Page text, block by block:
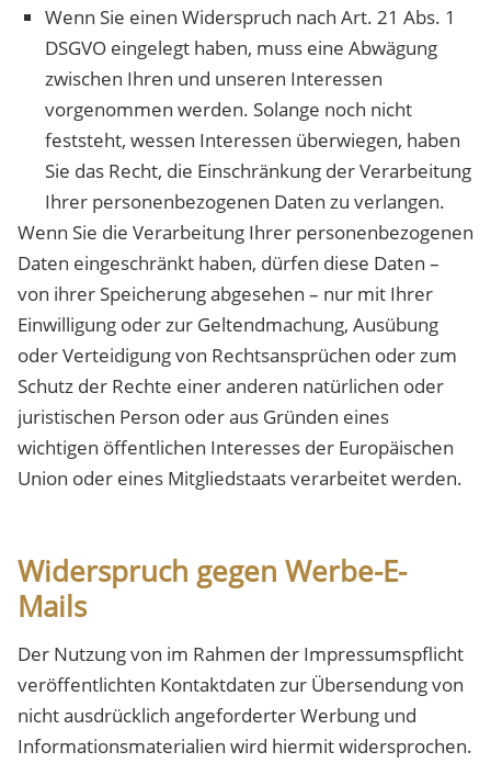
Wenn Sie einen Widerspruch nach Art. 21 Abs. 1
DSGVO eingelegt haben, muss eine Abwägung
zwischen Ihren und unseren Interessen
vorgenommen werden. Solange noch nicht
feststeht, wessen Interessen überwiegen, haben
Sie das Recht, die Einschränkung der Verarbeitung
Ihrer personenbezogenen Daten zu verlangen.
Wenn Sie die Verarbeitung Ihrer personenbezogenen
Daten eingeschränkt haben, dürfen diese Daten –
von ihrer Speicherung abgesehen – nur mit Ihrer
Einwilligung oder zur Geltendmachung, Ausübung
oder Verteidigung von Rechtsansprüchen oder zum
Schutz der Rechte einer anderen natürlichen oder
juristischen Person oder aus Gründen eines
wichtigen öffentlichen Interesses der Europäischen
Union oder eines Mitgliedstaats verarbeitet werden.
Widerspruch gegen Werbe-E-
Mails
Der Nutzung von im Rahmen der Impressumspflicht
veröffentlichten Kontaktdaten zur Übersendung von
nicht ausdrücklich angeforderter Werbung und
Informationsmaterialien wird hiermit widersprochen.